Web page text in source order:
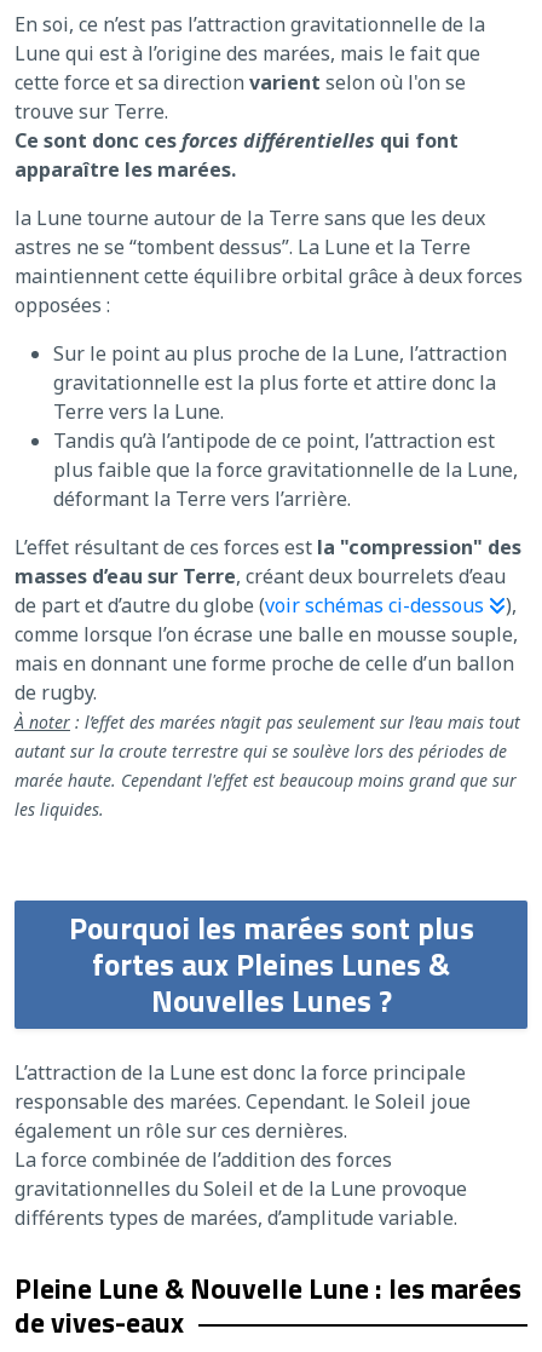
En soi, ce n’est pas l’attraction gravitationnelle de la
Lune qui est à l’origine des marées, mais le fait que
cette force et sa direction varient selon où l'on se
trouve sur Terre.
Ce sont donc cesforces différentielles qui font
apparaître les marées.
la Lune tourne autour de la Terre sans que les deux
astres ne se “tombent dessus”. La Lune et la Terre
maintiennent cette équilibre orbital grâce à deux forces
opposées :
Sur le point au plus proche de la Lune, l’attraction
gravitationnelle est la plus forte et attire donc la
Terre vers la Lune.
Tandis qu’à l’antipode de ce point, l’attraction est
plus faible que la force gravitationnelle de la Lune,
déformant la Terre vers l’arrière.
L’effet résultant de ces forces est la "compression" des
masses d’eau sur Terre, créant deux bourrelets d’eau
de part et d’autre du globe (voir schémas ci-dessous
),
comme lorsque l’on écrase une balle en mousse souple,
mais en donnant une forme proche de celle d’un ballon
de rugby.
À noter : l’effet des marées n’agit pas seulement sur l’eau mais tout
autant sur la croute terrestre qui se soulève lors des périodes de
marée haute. Cependant l'effet est beaucoup moins grand que sur
les liquides.
Pourquoi les marées sont plus
fortes aux Pleines Lunes &
Nouvelles Lunes ?
L’attraction de la Lune est donc la force principale
responsable des marées. Cependant. le Soleil joue
également un rôle sur ces dernières.
La force combinée de l’addition des forces
gravitationnelles du Soleil et de la Lune provoque
différents types de marées, d’amplitude variable.
Pleine Lune & Nouvelle Lune : les marées
de vives-eaux